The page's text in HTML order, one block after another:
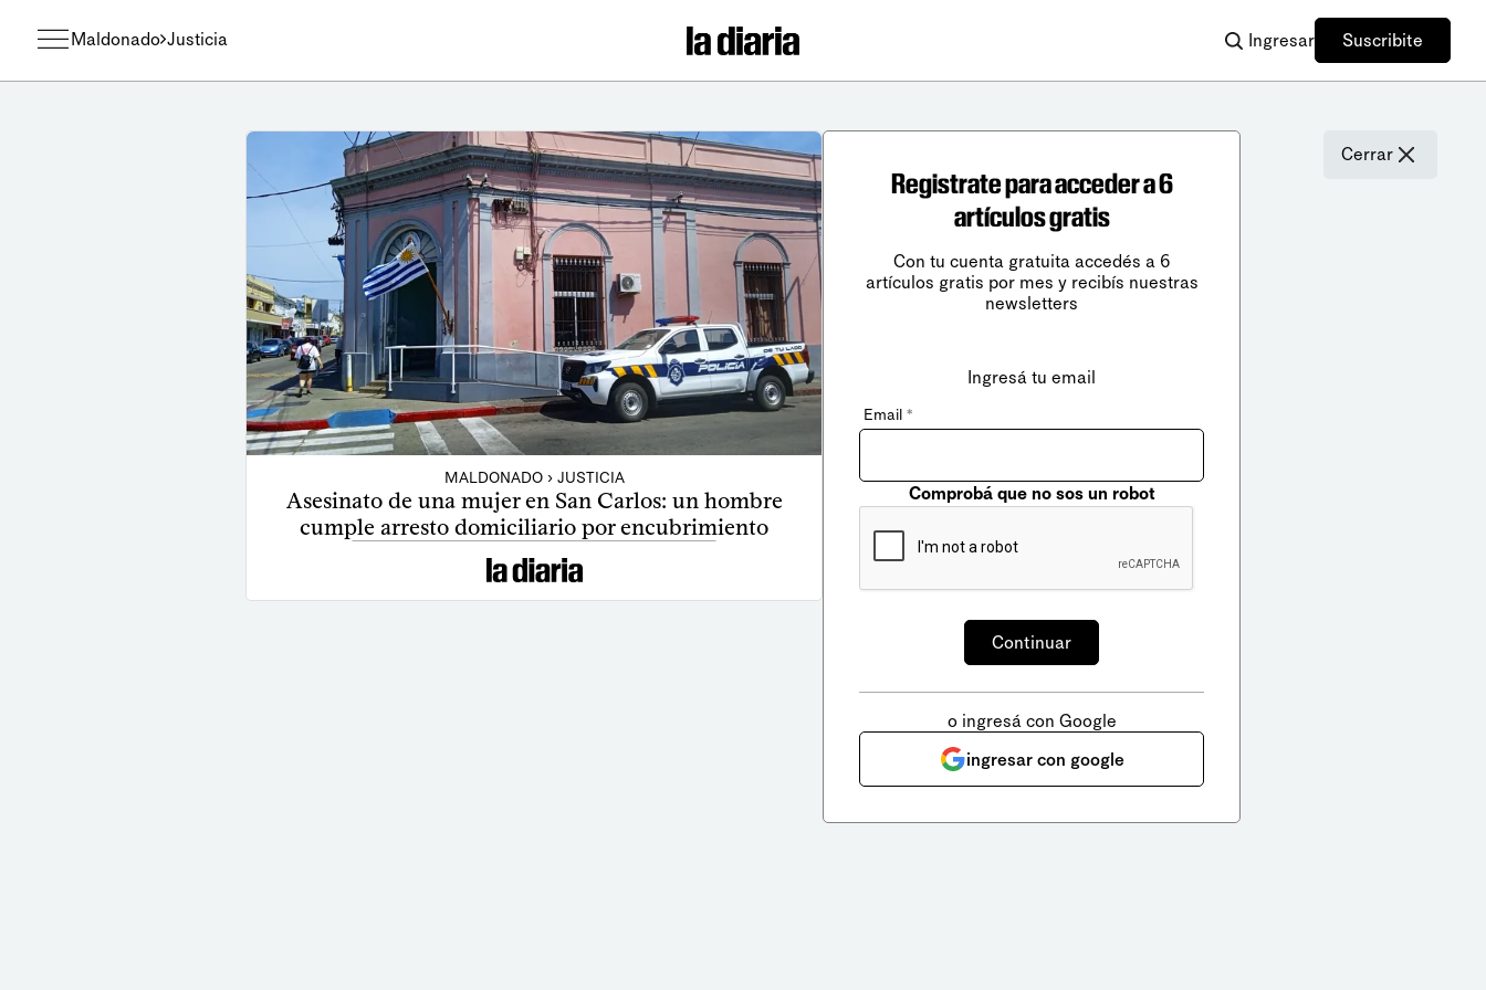
Maldonado Justicia Ingresar Suscribite
MALDONADO › JUSTICIA
Asesinato de una mujer en San Carlos: un hombre
cumple arresto domiciliario por encubrimiento
Cerrar
Registrate para acceder a 6
artículos gratis
Con tu cuenta gratuita accedés a 6
artículos gratis por mes y recibís nuestras
newsletters
Ingresá tu email
Email *
Comprobá que no sos un robot
o ingresá con Google
ingresar con google